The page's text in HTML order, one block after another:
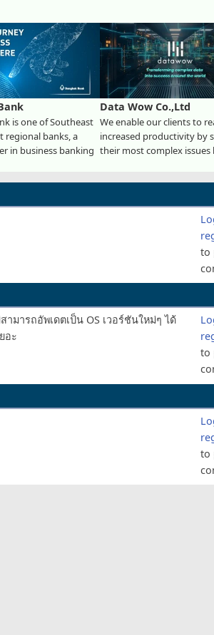
is one of Southeast
regional banks, a
in business banking
Data Wow Co.,Ltd
We enable our clients to
increased productivity by
their most complex issues
to
มารถอัพเดตเป็น OS เวอร์ชันใหม่ๆ ได้
อะ
to
to